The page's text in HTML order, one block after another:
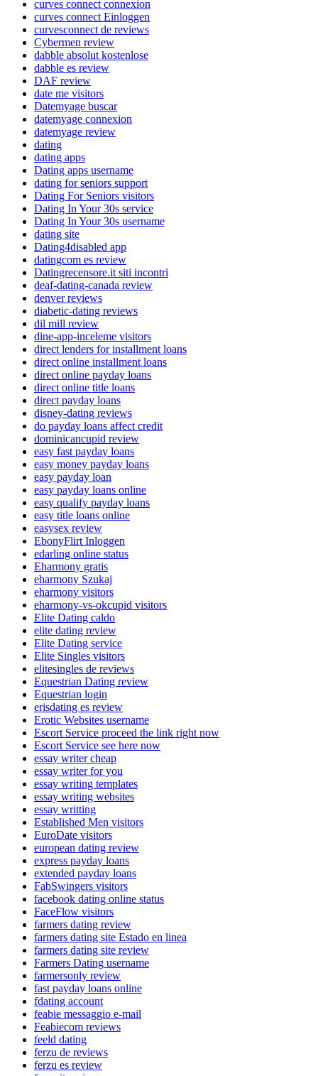
curves connect connexion
curves connect Einloggen
curvesconnect de reviews
Cybermen review
dabble absolut kostenlose
dabble es review
DAF review
date me visitors
Datemyage buscar
datemyage connexion
datemyage review
dating
dating apps
Dating apps username
dating for seniors support
Dating For Seniors visitors
Dating In Your 30s service
Dating In Your 30s username
dating site
Dating4disabled app
datingcom es review
Datingrecensore.it siti incontri
deaf-dating-canada review
denver reviews
diabetic-dating reviews
dil mill review
dine-app-inceleme visitors
direct lenders for installment loans
direct online installment loans
direct online payday loans
direct online title loans
direct payday loans
disney-dating reviews
do payday loans affect credit
dominicancupid review
easy fast payday loans
easy money payday loans
easy payday loan
easy payday loans online
easy qualify payday loans
easy title loans online
easysex review
EbonyFlirt Inloggen
edarling online status
Eharmony gratis
eharmony Szukaj
eharmony visitors
eharmony-vs-okcupid visitors
Elite Dating caldo
elite dating review
Elite Dating service
Elite Singles visitors
elitesingles de reviews
Equestrian Dating review
Equestrian login
erisdating es review
Erotic Websites username
Escort Service proceed the link right now
Escort Service see here now
essay writer cheap
essay writer for you
essay writing templates
essay writing websites
essay writting
Established Men visitors
EuroDate visitors
european dating review
express payday loans
extended payday loans
FabSwingers visitors
facebook dating online status
FaceFlow visitors
farmers dating review
farmers dating site Estado en linea
farmers dating site review
Farmers Dating username
farmersonly review
fast payday loans online
fdating account
feabie messaggio e-mail
Feabiecom reviews
feeld dating
ferzu de reviews
ferzu es review